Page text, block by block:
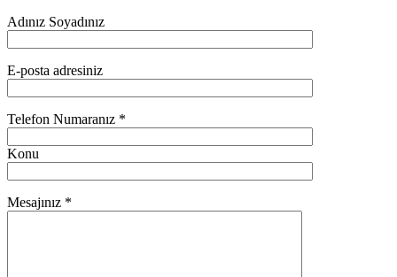
Adınız Soyadınız
E-posta adresiniz
Telefon Numaranız *
Konu
Mesajınız *